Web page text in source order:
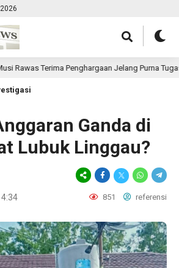
Terima Penghargaan Jelang Purna Tugas
Ganda di
Lubuk Linggau?
851 referensi